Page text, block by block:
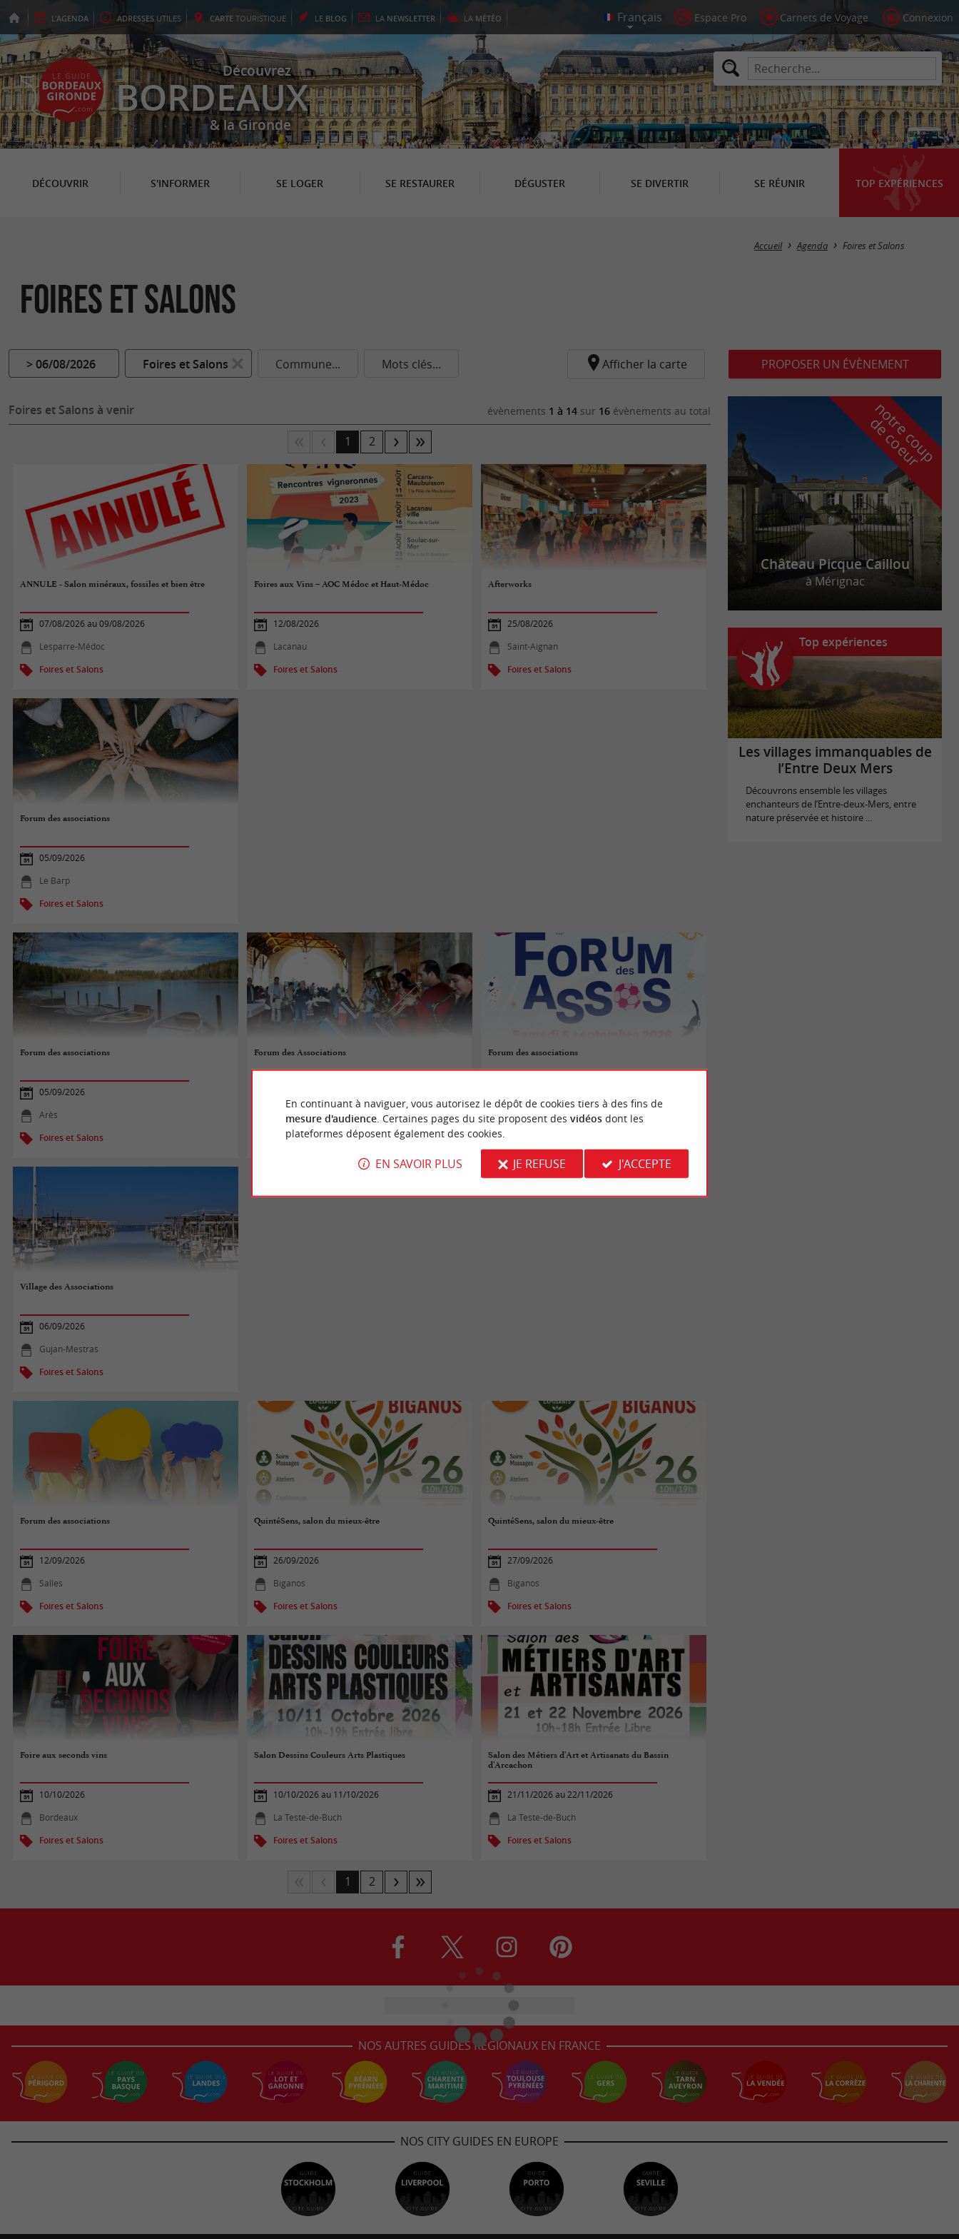
L'AGENDA ADRESSES UTILES CARTE TOURISTIQUE LE BLOG LA NEWSLETTER LA MÉTÉO Espace Pro Carnets de Voyage Connexion
Découvrez
BORDEAUX
& la Gironde
DÉCOUVRIR S'INFORMER SE LOGER SE RESTAURER DÉGUSTER SE DIVERTIR SE RÉUNIR TOP EXPÉRIENCES
Masquer la carte
Accueil Agenda Foires et Salons
Foires et Salons
> 06/08/2026 Foires et Salons Commune... Mots clés... Afficher la carte
Foires et Salons à venir évènements 1 à 14 sur 16 évènements au total
1 2
ANNULE - Salon minéraux, fossiles et bien être
07/08/2026 au 09/08/2026
Lesparre-Médoc
Foires et Salons
Foires aux Vins – AOC Médoc et Haut-Médoc
12/08/2026
Lacanau
Foires et Salons
Afterworks
25/08/2026
Saint-Aignan
Foires et Salons
Forum des associations
05/09/2026
Le Barp
Foires et Salons
Forum des associations
05/09/2026
Arès
Foires et Salons
Forum des Associations
Bazas
Foires et Salons
Forum des associations
Andernos-les-Bains
Village des Associations
06/09/2026
Gujan-Mestras
Foires et Salons
Forum des associations
12/09/2026
Salles
Foires et Salons
QuintéSens, salon du mieux-être
26/09/2026
Biganos
Foires et Salons
QuintéSens, salon du mieux-être
27/09/2026
Biganos
Foires et Salons
Foire aux seconds vins
10/10/2026
Bordeaux
Foires et Salons
Salon Dessins Couleurs Arts Plastiques
10/10/2026 au 11/10/2026
La Teste-de-Buch
Foires et Salons
Salon des Métiers d'Art et Artisanats du Bassin
d'Arcachon
21/11/2026 au 22/11/2026
La Teste-de-Buch
Foires et Salons
1 2
PROPOSER UN ÉVÈNEMENT
n
o
t
r
e
c
o
u
p
d
e
c
o
e
u
r
Château Picque Caillou
à Mérignac
Top expériences
Les villages immanquables de
l’Entre Deux Mers
Découvrons ensemble les villages
enchanteurs de l’Entre-deux-Mers, entre
nature préservée et histoire ...
NOS AUTRES GUIDES RÉGIONAUX EN FRANCE
NOS CITY GUIDES EN EUROPE
En continuant à naviguer, vous autorisez le dépôt de cookies tiers à des fins de
mesure d'audience. Certaines pages du site proposent des vidéosdont les
plateformes déposent également des cookies.
EN SAVOIR PLUS JE REFUSE J'ACCEPTE